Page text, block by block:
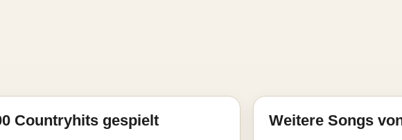
Countryhits gespielt Weitere Songs